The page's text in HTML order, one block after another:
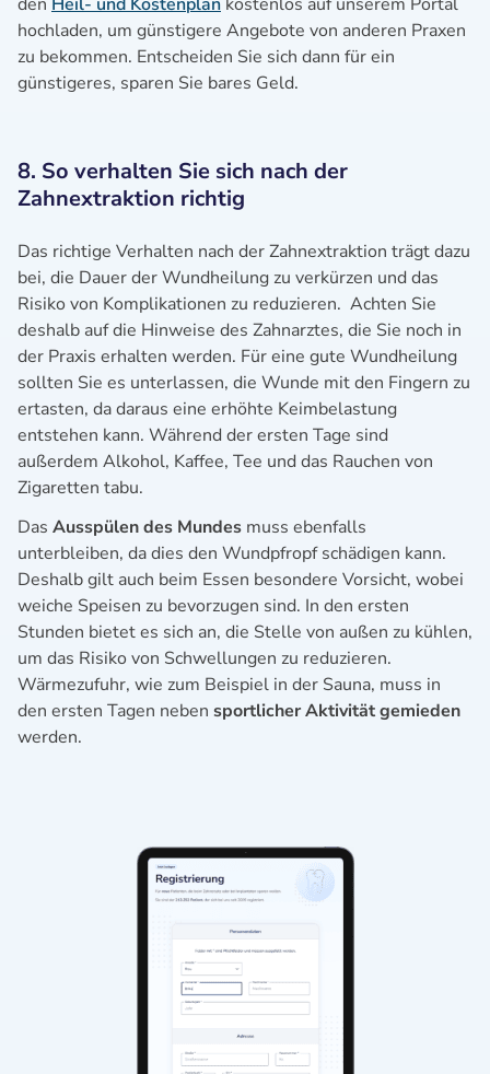
hochladen, um günstigere Angebote von anderen Praxen
zu bekommen. Entscheiden Sie sich dann für ein
günstigeres, sparen Sie bares Geld.
8. So verhalten Sie sich nach der
Zahnextraktion richtig
Das richtige Verhalten nach der Zahnextraktion trägt dazu
bei, die Dauer der Wundheilung zu verkürzen und das
Risiko von Komplikationen zu reduzieren. Achten Sie
deshalb auf die Hinweise des Zahnarztes, die Sie noch in
der Praxis erhalten werden. Für eine gute Wundheilung
sollten Sie es unterlassen, die Wunde mit den Fingern zu
ertasten, da daraus eine erhöhte Keimbelastung
entstehen kann. Während der ersten Tage sind
außerdem Alkohol, Kaffee, Tee und das Rauchen von
Zigaretten tabu.
Das Ausspülen des Mundes muss ebenfalls
unterbleiben, da dies den Wundpfropf schädigen kann.
Deshalb gilt auch beim Essen besondere Vorsicht, wobei
weiche Speisen zu bevorzugen sind. In den ersten
Stunden bietet es sich an, die Stelle von außen zu kühlen,
um das Risiko von Schwellungen zu reduzieren.
Wärmezufuhr, wie zum Beispiel in der Sauna, muss in
den ersten Tagen neben sportlicher Aktivität gemieden
werden.